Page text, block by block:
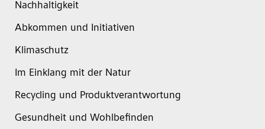
Nachhaltigkeit
Abkommen und Initiativen
Klimaschutz
Im Einklang mit der Natur
Recycling und Produktverantwortung
Gesundheit und Wohlbefinden